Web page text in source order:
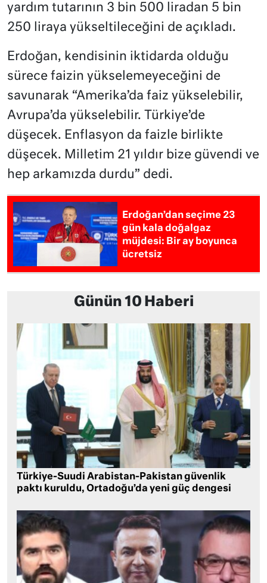
yardım tutarının 3 bin 500 liradan 5 bin
250 liraya yükseltileceğini de açıkladı.
Erdoğan, kendisinin iktidarda olduğu
sürece faizin yükselemeyeceğini de
savunarak “Amerika’da faiz yükselebilir,
Avrupa’da yükselebilir. Türkiye’de
düşecek. Enflasyon da faizle birlikte
düşecek. Milletim 21 yıldır bize güvendi ve
hep arkamızda durdu” dedi.
Erdoğan’dan seçime 23
gün kala doğalgaz
müjdesi: Bir ay boyunca
ücretsiz
Günün 10 Haberi
Türkiye-Suudi Arabistan-Pakistan güvenlik
paktı kuruldu, Ortadoğu’da yeni güç dengesi